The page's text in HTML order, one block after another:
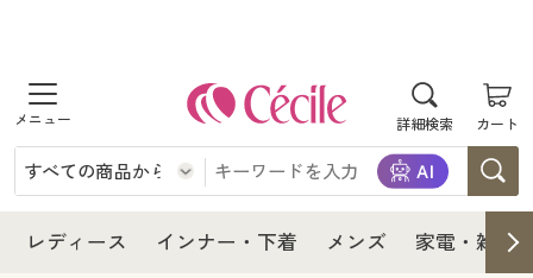
詳細検索 カート
商品を探す
レディース
インナー・下着
レディース インナー・下着 メンズ 家電・雑貨
レディース
レディース通販すべて
レディースファッション
インナー・下着
インナー・下着通販すべて
メンズ